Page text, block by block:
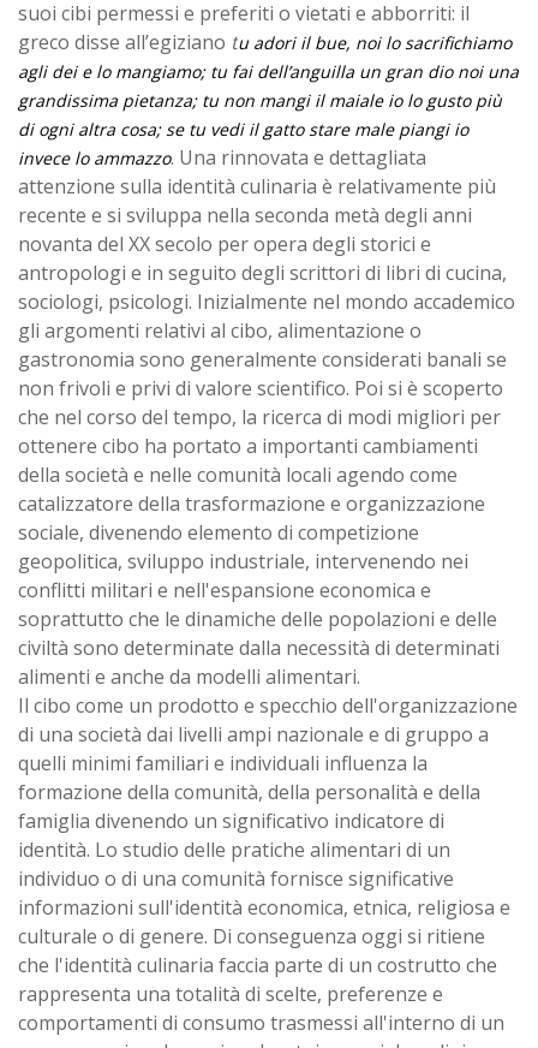
suoi cibi permessi e preferiti o vietati e abborriti: il
greco disse all’egiziano tu adori il bue, noi lo sacrifichiamo
agli dei e lo mangiamo; tu fai dell’anguilla un gran dio noi una
grandissima pietanza; tu non mangi il maiale io lo gusto più
di ogni altra cosa; se tu vedi il gatto stare male piangi io
invece lo ammazzo. Una rinnovata e dettagliata
attenzione sulla identità culinaria è relativamente più
recente e si sviluppa nella seconda metà degli anni
novanta del XX secolo per opera degli storici e
antropologi e in seguito degli scrittori di libri di cucina,
sociologi, psicologi. Inizialmente nel mondo accademico
gli argomenti relativi al cibo, alimentazione o
gastronomia sono generalmente considerati banali se
non frivoli e privi di valore scientifico. Poi si è scoperto
che nel corso del tempo, la ricerca di modi migliori per
ottenere cibo ha portato a importanti cambiamenti
della società e nelle comunità locali agendo come
catalizzatore della trasformazione e organizzazione
sociale, divenendo elemento di competizione
geopolitica, sviluppo industriale, intervenendo nei
conflitti militari e nell'espansione economica e
soprattutto che le dinamiche delle popolazioni e delle
civiltà sono determinate dalla necessità di determinati
alimenti e anche da modelli alimentari.
Il cibo come un prodotto e specchio dell'organizzazione
di una società dai livelli ampi nazionale e di gruppo a
quelli minimi familiari e individuali influenza la
formazione della comunità, della personalità e della
famiglia divenendo un significativo indicatore di
identità. Lo studio delle pratiche alimentari di un
individuo o di una comunità fornisce significative
informazioni sull'identità economica, etnica, religiosa e
culturale o di genere. Di conseguenza oggi si ritiene
che l'identità culinaria faccia parte di un costrutto che
rappresenta una totalità di scelte, preferenze e
comportamenti di consumo trasmessi all'interno di un